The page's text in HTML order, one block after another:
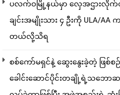
ပလက်ဝမြို့နယ်မှာ လှေအဌားလို
ချင်းအမျိုးသား ၄ ဦးကို ULA/AA
တယ်လို့သိရ
စစ်ကော်မရှင်နဲ့ ဆွေးနွေးခဲ့တဲ့ ဖြစ်စ
ခေါင်းဆောင်ပိုင်းတချို့ရဲ့သဘောဆ